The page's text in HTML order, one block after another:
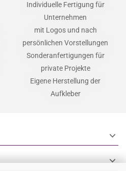
Individuelle Fertigung für
Unternehmen
mit Logos und nach
persönlichen Vorstellungen
Sonderanfertigungen für
private Projekte
Eigene Herstellung der
Aufkleber
expand_more
expand_more